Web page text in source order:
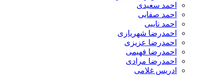
احمد سعیدی
احمد صفایی
احمد نایبی
احمدرضا شهریاری
احمدرضا عزیزی
احمدرضا فهیمی
احمدرضا مرادی
ادریس غلامی